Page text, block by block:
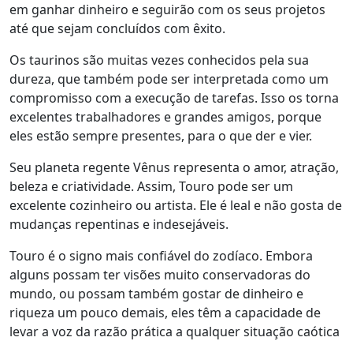
em ganhar dinheiro e seguirão com os seus projetos
até que sejam concluídos com êxito.
Os taurinos são muitas vezes conhecidos pela sua
dureza, que também pode ser interpretada como um
compromisso com a execução de tarefas. Isso os torna
excelentes trabalhadores e grandes amigos, porque
eles estão sempre presentes, para o que der e vier.
Seu planeta regente Vênus representa o amor, atração,
beleza e criatividade. Assim, Touro pode ser um
excelente cozinheiro ou artista. Ele é leal e não gosta de
mudanças repentinas e indesejáveis.
Touro é o signo mais confiável do zodíaco. Embora
alguns possam ter visões muito conservadoras do
mundo, ou possam também gostar de dinheiro e
riqueza um pouco demais, eles têm a capacidade de
levar a voz da razão prática a qualquer situação caótica